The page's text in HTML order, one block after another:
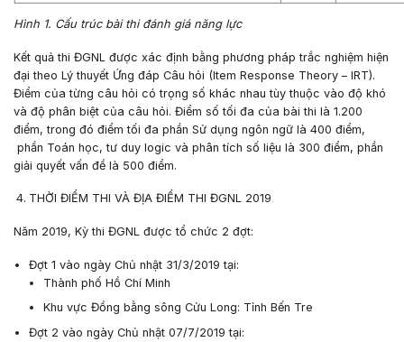
Hình 1. Cấu trúc bài thi đánh giá năng lực
Kết quả thi ĐGNL được xác định bằng phương pháp trắc nghiệm hiện
đại theo Lý thuyết Ứng đáp Câu hỏi (Item Response Theory – IRT).
Điểm của từng câu hỏi có trọng số khác nhau tùy thuộc vào độ khó
và độ phân biệt của câu hỏi. Điểm số tối đa của bài thi là 1.200
điểm, trong đó điểm tối đa phần Sử dụng ngôn ngữ là 400 điểm,
phần Toán học, tư duy logic và phân tích số liệu là 300 điểm, phần
giải quyết vấn đề là 500 điểm.
THỜI ĐIỂM THI VÀ ĐỊA ĐIỂM THI ĐGNL 2019
Năm 2019, Kỳ thi ĐGNL được tổ chức 2 đợt:
Đợt 1 vào ngày Chủ nhật 31/3/2019 tại:
Thành phố Hồ Chí Minh
Khu vực Đồng bằng sông Cửu Long: Tỉnh Bến Tre
Đợt 2 vào ngày Chủ nhật 07/7/2019 tại: